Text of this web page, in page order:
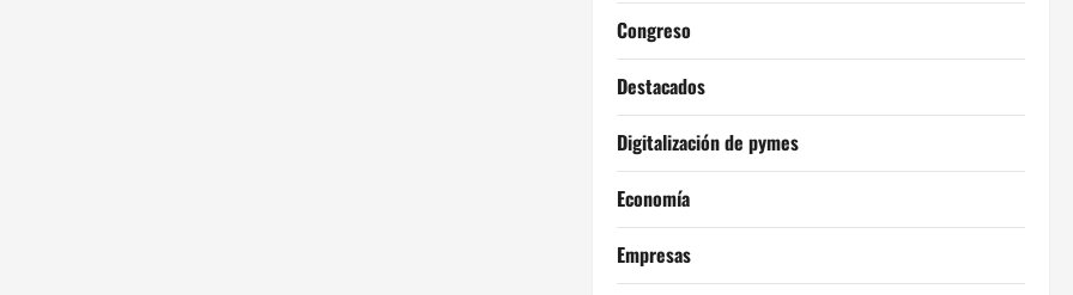
Congreso
Destacados
Digitalización de pymes
Economía
Empresas